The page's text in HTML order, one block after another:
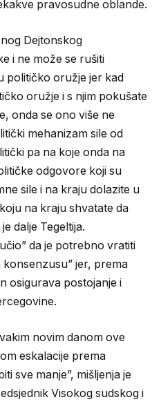
pravosudne oblande.
Dejtonskog
i ne može se rušiti
političko oružje jer kad
oružje i s njim pokušate
onda se ono više ne
mehanizam sile od
pa na koje onda na
odgovore koji su
sile i na kraju dolazite u
na kraju shvatate da
dalje Tegeltija.
da je potrebno vratiti
jer, prema
osigurava postojanje i
novim danom ove
eskalacije prema
sve manje”, mišljenja je
Visokog sudskog i